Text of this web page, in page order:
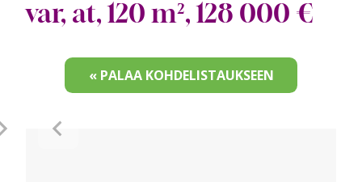
var, at, 120 m², 128 000 €
« PALAA KOHDELISTAUKSEEN